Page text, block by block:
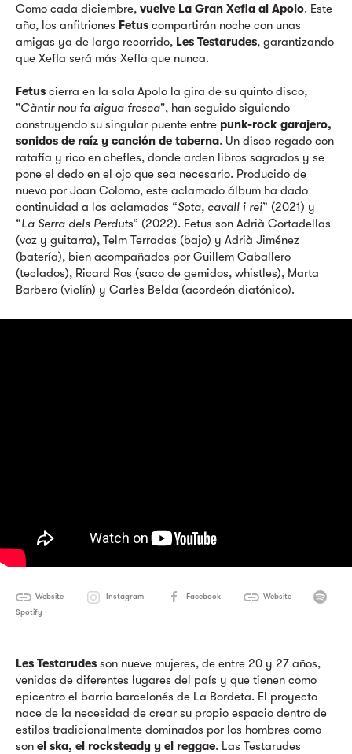
Como cada diciembre, vuelve La Gran Xefla al Apolo. Este
año, los anfitriones Fetus compartirán noche con unas
amigas ya de largo recorrido, Les Testarudes, garantizando
que Xefla será más Xefla que nunca.
Fetus cierra en la sala Apolo la gira de su quinto disco,
"Càntir nou fa aigua fresca", han seguido siguiendo
construyendo su singular puente entre punk-rock garajero,
sonidos de raíz y canción de taberna. Un disco regado con
ratafía y rico en chefles, donde arden libros sagrados y se
pone el dedo en el ojo que sea necesario. Producido de
nuevo por Joan Colomo, este aclamado álbum ha dado
continuidad a los aclamados “Sota, cavall i rei” (2021) y
“La Serra dels Perduts” (2022). Fetus son Adrià Cortadellas
(voz y guitarra), Telm Terradas (bajo) y Adrià Jiménez
(batería), bien acompañados por Guillem Caballero
(teclados), Ricard Ros (saco de gemidos, whistles), Marta
Barbero (violín) y Carles Belda (acordeón diatónico).
Website Instagram Facebook
Website
Spotify
Les Testarudes son nueve mujeres, de entre 20 y 27 años,
venidas de diferentes lugares del país y que tienen como
epicentro el barrio barcelonés de La Bordeta. El proyecto
nace de la necesidad de crear su propio espacio dentro de
estilos tradicionalmente dominados por los hombres como
son el ska, el rocksteady y el reggae. Las Testarudes